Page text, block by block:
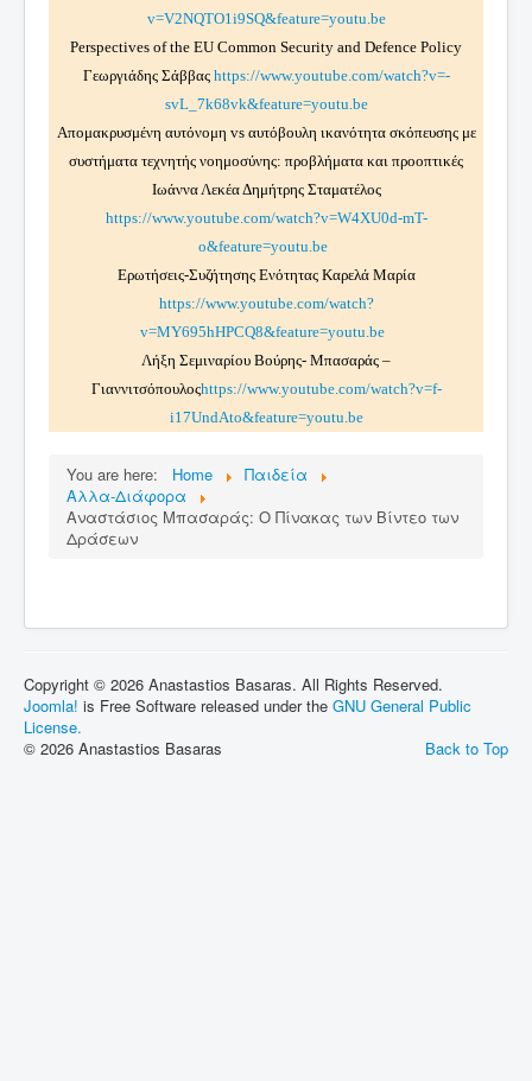
v=V2NQTO1i9SQ&feature=youtu.be
Perspectives of the EU Common Security and Defence Policy
Γεωργιάδης Σάββας https://www.youtube.com/watch?v=-
svL_7k68vk&feature=youtu.be
Απομακρυσμένη αυτόνομη vs αυτόβουλη ικανότητα σκόπευσης με
συστήματα τεχνητής νοημοσύνης: προβλήματα και προοπτικές
Ιωάννα Λεκέα Δημήτρης Σταματέλος
https://www.youtube.com/watch?v=W4XU0d-mT-
o&feature=youtu.be
Ερωτήσεις-Συζήτησης Ενότητας Καρελά Μαρία
https://www.youtube.com/watch?
v=MY695hHPCQ8&feature=youtu.be
Λήξη Σεμιναρίου Βούρης- Μπασαράς –
Γιαννιτσόπουλοςhttps://www.youtube.com/watch?v=f-
i17UndAto&feature=youtu.be
You are here: Home
Παιδεία
Αλλα-Διάφορα
Αναστάσιος Μπασαράς: Ο Πίνακας των Βίντεο των
Δράσεων
Copyright © 2026 Anastastios Basaras. All Rights Reserved.
Joomla! is Free Software released under the GNU General Public
License.
Back to Top
© 2026 Anastastios Basaras